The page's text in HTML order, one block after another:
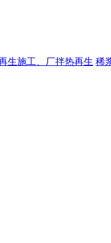
生施工、厂拌热再生 稀